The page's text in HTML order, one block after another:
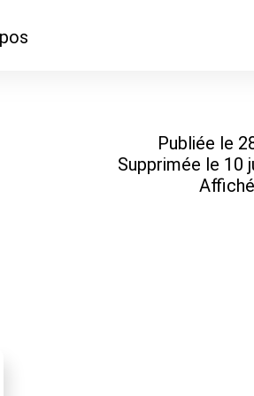
Publiée le
Supprimée le 10